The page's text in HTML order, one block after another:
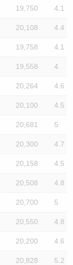
19,750 4.1
20,108 4.4
19,758 4.1
19,558 4
20,264 4.6
20,100 4.5
20,681 5
20,300 4.7
20,158 4.5
20,508 4.8
20,700 5
20,550 4.8
20,200 4.6
20,828 5.2